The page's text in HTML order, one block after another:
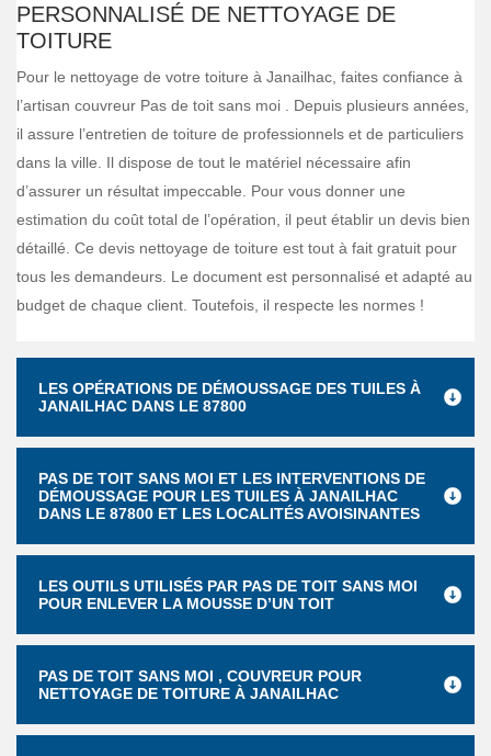
PERSONNALISÉ DE NETTOYAGE DE
TOITURE
Pour le nettoyage de votre toiture à Janailhac, faites confiance à
l’artisan couvreur Pas de toit sans moi . Depuis plusieurs années,
il assure l’entretien de toiture de professionnels et de particuliers
dans la ville. Il dispose de tout le matériel nécessaire afin
d’assurer un résultat impeccable. Pour vous donner une
estimation du coût total de l’opération, il peut établir un devis bien
détaillé. Ce devis nettoyage de toiture est tout à fait gratuit pour
tous les demandeurs. Le document est personnalisé et adapté au
budget de chaque client. Toutefois, il respecte les normes !
LES OPÉRATIONS DE DÉMOUSSAGE DES TUILES À
JANAILHAC DANS LE 87800
PAS DE TOIT SANS MOI ET LES INTERVENTIONS DE
DÉMOUSSAGE POUR LES TUILES À JANAILHAC
DANS LE 87800 ET LES LOCALITÉS AVOISINANTES
LES OUTILS UTILISÉS PAR PAS DE TOIT SANS MOI
POUR ENLEVER LA MOUSSE D’UN TOIT
PAS DE TOIT SANS MOI , COUVREUR POUR
NETTOYAGE DE TOITURE À JANAILHAC